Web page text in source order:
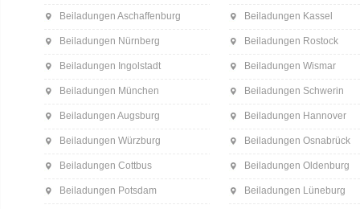
Beiladungen Aschaffenburg
Beiladungen Nürnberg
Beiladungen Ingolstadt
Beiladungen München
Beiladungen Augsburg
Beiladungen Würzburg
Beiladungen Cottbus
Beiladungen Potsdam
Beiladungen Kassel
Beiladungen Rostock
Beiladungen Wismar
Beiladungen Schwerin
Beiladungen Hannover
Beiladungen Osnabrück
Beiladungen Oldenburg
Beiladungen Lüneburg